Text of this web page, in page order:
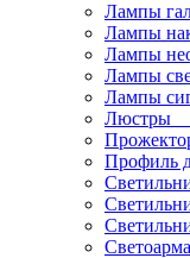
Лампы
Лампы
Лампы
Лампы
Лампы
Люстры _
Профиль